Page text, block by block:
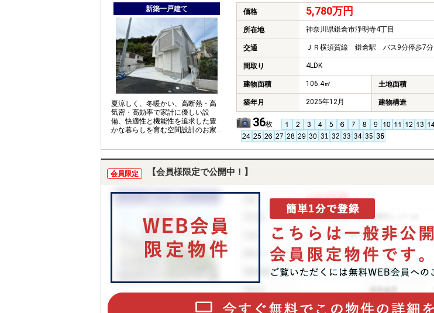
新築一戸建て
夏涼しく、冬暖かい、高断熱・高
気密・高効率で家計に優しい設
備、快適性と機能性を追求した豊
かな暮らしを育む空間設計のお家
価格 5,780万円
所在地 神奈川県鎌倉市浄明寺4丁目
交通 ＪＲ横須賀線 鎌倉駅 バス9分停歩7分
間取り 4LDK
建物面積 106.4㎡ 土地面積
築年月 2025年12月 建物構造
36枚
会員限定 【会員様限定で公開中！】